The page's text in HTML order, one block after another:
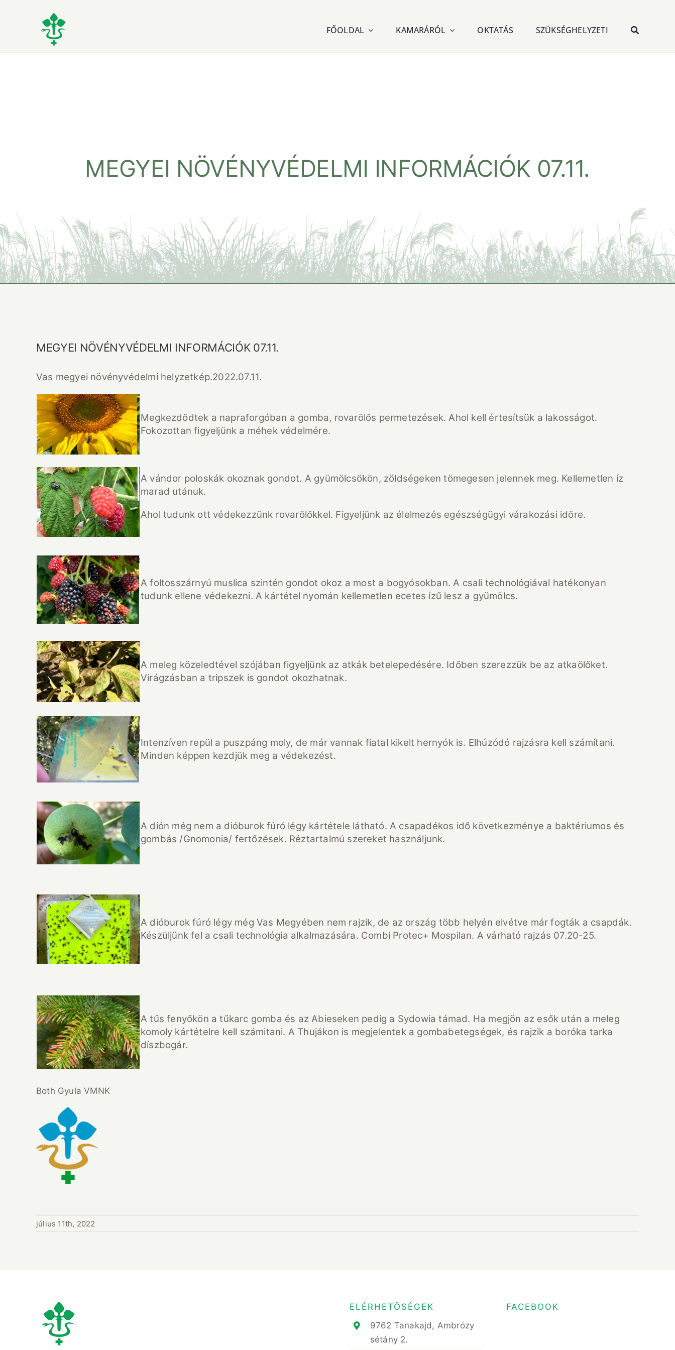
FŐOLDAL KAMARÁRÓL OKTATÁS SZÜKSÉGHELYZETI
MEGYEI NÖVÉNYVÉDELMI INFORMÁCIÓK 07.11.
MEGYEI NÖVÉNYVÉDELMI INFORMÁCIÓK 07.11.
Vas megyei növényvédelmi helyzetkép.2022.07.11.
Megkezdődtek a napraforgóban a gomba, rovarölős permetezések. Ahol kell értesítsük a lakosságot.
Fokozottan figyeljünk a méhek védelmére.
A vándor poloskák okoznak gondot. A gyümölcsökön, zöldségeken tömegesen jelennek meg. Kellemetlen íz
marad utánuk.
Ahol tudunk ott védekezzünk rovarölőkkel. Figyeljünk az élelmezés egészségügyi várakozási időre.
A foltosszárnyú muslica szintén gondot okoz a most a bogyósokban. A csali technológiával hatékonyan
tudunk ellene védekezni. A kártétel nyomán kellemetlen ecetes ízű lesz a gyümölcs.
A meleg közeledtével szójában figyeljünk az atkák betelepedésére. Időben szerezzük be az atkaölőket.
Virágzásban a tripszek is gondot okozhatnak.
Intenzíven repül a puszpáng moly, de már vannak fiatal kikelt hernyók is. Elhúzódó rajzásra kell számítani.
Minden képpen kezdjük meg a védekezést.
A dión még nem a dióburok fúró légy kártétele látható. A csapadékos idő következménye a baktériumos és
gombás /Gnomonia/ fertőzések. Réztartalmú szereket használjunk.
A dióburok fúró légy még Vas Megyében nem rajzik, de az ország több helyén elvétve már fogták a csapdák.
Készüljünk fel a csali technológia alkalmazására. Combi Protec+ Mospilan. A várható rajzás 07.20-25.
A tűs fenyőkön a tűkarc gomba és az Abieseken pedig a Sydowia támad. Ha megjön az esők után a meleg
komoly kártételre kell számitani. A Thujákon is megjelentek a gombabetegségek, és rajzik a boróka tarka
díszbogár.
Both Gyula VMNK
július 11th, 2022
ELÉRHETŐSÉGEK
9762 Tanakajd, Ambrózy
sétány 2.
FACEBOOK